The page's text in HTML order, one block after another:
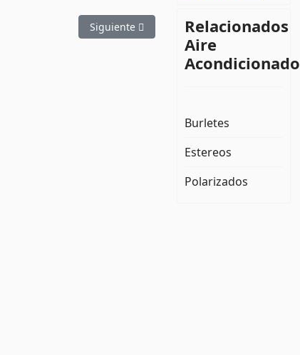
Artículo siguiente: X-Red
Siguiente
Relacionados
Aire
Acondicionado
Burletes
Estereos
Polarizados